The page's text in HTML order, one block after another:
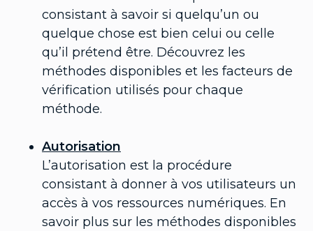
consistant à savoir si quelqu’un ou
quelque chose est bien celui ou celle
qu’il prétend être. Découvrez les
méthodes disponibles et les facteurs de
vérification utilisés pour chaque
méthode.
Autorisation
L’autorisation est la procédure
consistant à donner à vos utilisateurs un
accès à vos ressources numériques. En
savoir plus sur les méthodes disponibles